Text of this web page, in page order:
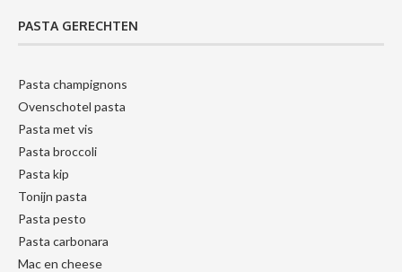
PASTA GERECHTEN
Pasta champignons
Ovenschotel pasta
Pasta met vis
Pasta broccoli
Pasta kip
Tonijn pasta
Pasta pesto
Pasta carbonara
Mac en cheese